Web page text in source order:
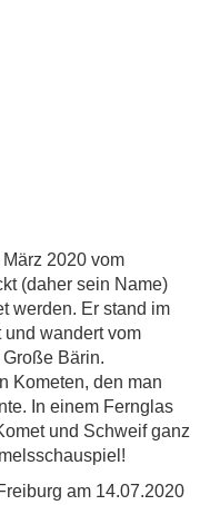
2020 vom
(daher sein Name)
werden. Er stand im
und wandert vom
Bärin.
Kometen, den man
In einem Fernglas
und Schweif ganz
am 14.07.2020